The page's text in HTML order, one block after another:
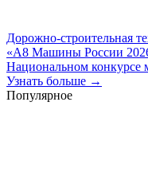
Дорожно-строительная
«А8 Машины России
Национальном конкурсе
Узнать больше →
Популярное